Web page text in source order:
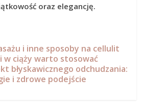
oraz elegancję.
i inne sposoby na cellulit
w ciąży warto stosować
błyskawicznego odchudzania:
i zdrowe podejście